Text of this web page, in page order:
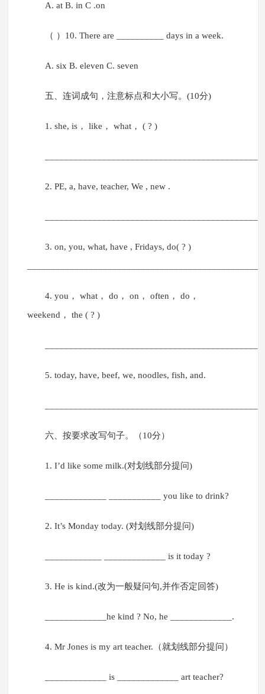
A. at B. in C .on
（ ）10. There are __________ days in a week.
A. six B. eleven C. seven
五、连词成句，注意标点和大小写。(10分)
1. she, is， like， what， ( ? )
2. PE, a, have, teacher, We , new .
3. on, you, what, have , Fridays, do( ? )
4. you， what， do， on， often， do，
weekend， the ( ? )
5. today, have, beef, we, noodles, fish, and.
六、按要求改写句子。（10分）
1. I’d like some milk.(对划线部分提问)
_____________ ___________ you like to drink?
2. It’s Monday today. (对划线部分提问)
____________ _____________ is it today ?
3. He is kind.(改为一般疑问句,并作否定回答)
_____________he kind ? No, he _____________.
4. Mr Jones is my art teacher.（就划线部分提问）
_____________ is _____________ art teacher?